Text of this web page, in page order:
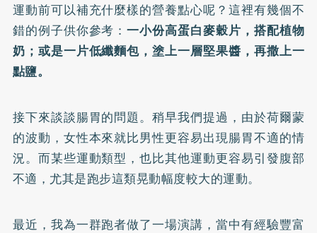
運動前可以補充什麼樣的營養點心呢？這裡有幾個不
錯的例子供你參考：一小份高蛋白麥穀片，搭配植物
奶；或是一片低纖麵包，塗上一層堅果醬，再撒上一
點鹽。
接下來談談腸胃的問題。稍早我們提過，由於荷爾蒙
的波動，女性本來就比男性更容易出現腸胃不適的情
況。而某些運動類型，也比其他運動更容易引發腹部
不適，尤其是跑步這類晃動幅度較大的運動。
最近，我為一群跑者做了一場演講，當中有經驗豐富